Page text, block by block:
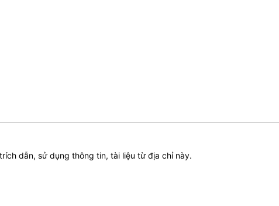
dẫn, sử dụng thông tin, tài liệu từ địa chỉ này.